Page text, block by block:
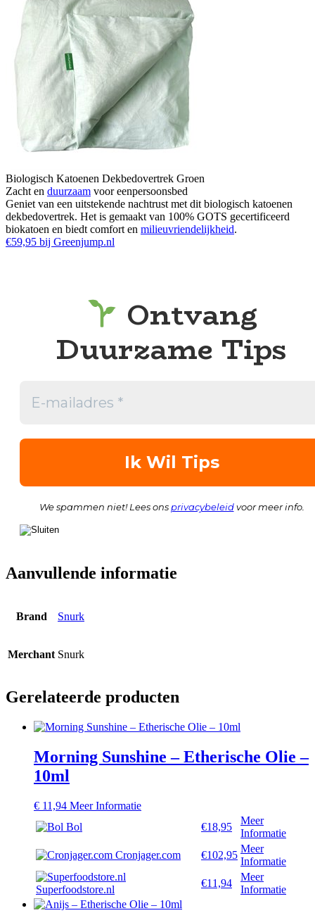
Biologisch Katoenen Dekbedovertrek Groen
Zacht en duurzaam voor eenpersoonsbed
Geniet van een uitstekende nachtrust met dit biologisch katoenen
dekbedovertrek. Het is gemaakt van 100% GOTS gecertificeerd
biokatoen en biedt comfort en milieuvriendelijkheid.
€59,95 bij Greenjump.nl
Ontvang
Duurzame Tips
We spammen niet! Lees ons privacybeleidvoor meer info.
Aanvullende informatie
Brand Snurk
Merchant Snurk
Gerelateerde producten
Morning Sunshine – Etherische Olie –
10ml
€ 11,94 Meer Informatie
Bol
€18,95
Meer
Informatie
Cronjager.com
€102,95
Meer
Informatie
Superfoodstore.nl
€11,94
Meer
Informatie